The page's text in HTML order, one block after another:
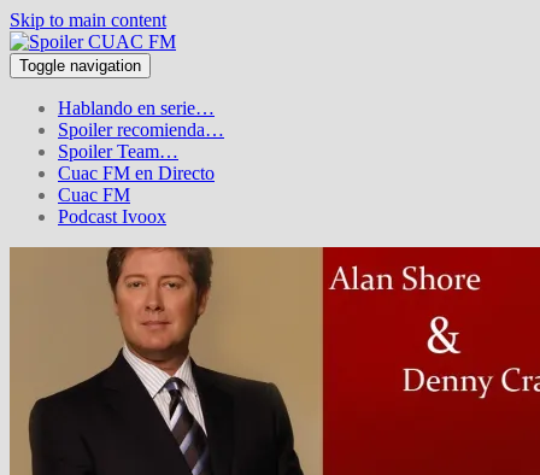
Skip to main content
Toggle navigation
Hablando en serie…
Spoiler recomienda…
Spoiler Team…
Cuac FM en Directo
Cuac FM
Podcast Ivoox